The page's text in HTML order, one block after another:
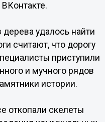
удалось найти
считают, что дорогу
приступили
и мучного рядов
истории.
откопали скелеты